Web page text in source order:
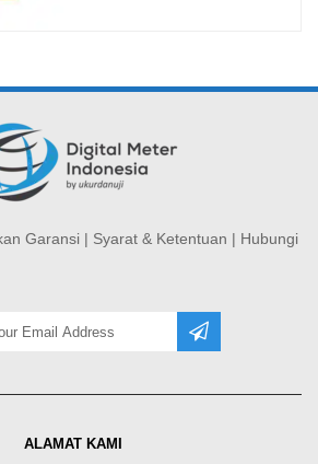
Garansi | Syarat & Ketentuan | Hubungi
ALAMAT KAMI